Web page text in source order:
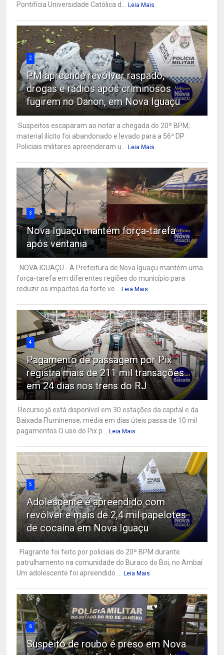
Pontifícia Universidade Católica d... Leia Mais
2
PM apreende revólver raspado,
drogas e rádios após criminosos
fugirem no Danon, em Nova Iguaçu
Suspeitos escaparam ao notar a chegada do 20º BPM;
material ilícito foi abandonado e levado para a 56ª DP
Policiais militares apreenderam u... Leia Mais
3
Nova Iguaçu mantém força-tarefa
após ventania
NOVA IGUAÇU - A Prefeitura de Nova Iguaçu mantém uma
força-tarefa em diferentes regiões do município para
reduzir os impactos da forte ve... Leia Mais
4
Pagamento de passagem por Pix
registra mais de 211 mil transações
em 24 dias nos trens do RJ
Recurso já está disponível em 30 estações da capital e da
Baixada Fluminense; média em dias úteis passa de 10 mil
pagamentos O uso do Pix p... Leia Mais
5
Adolescente é apreendido com
revólver e mais de 2,4 mil papelotes
de cocaína em Nova Iguaçu
Flagrante foi feito por policiais do 20º BPM durante
patrulhamento na comunidade do Buraco do Boi, no Ambaí
Um adolescente foi apreendido ... Leia Mais
6
Suspeito de roubo é preso em Nova